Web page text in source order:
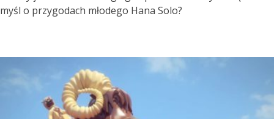
myśl o przygodach młodego Hana Solo?